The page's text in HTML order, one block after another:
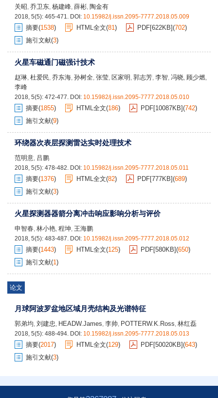
关昭, 乔卫东, 杨建峰, 薛彬, 陶金有
2018, 5(5): 465-471. DOI: 10.15982/j.issn.2095-7777.2018.05.009
摘要(1538) HTML全文(81) PDF[622KB](702)
施引文献(3)
火星车磁通门磁强计技术
赵琳, 杜爱民, 乔东海, 孙树全, 张莹, 区家明 , 郭志芳, 李智, 冯晓, 顾少燃,
李峰
2018, 5(5): 472-477. DOI: 10.15982/j.issn.2095-7777.2018.05.010
摘要(1855) HTML全文(186) PDF[10087KB](742)
施引文献(9)
环绕器次表层探测雷达实时处理技术
范明意, 吕鹏
2018, 5(5): 478-482. DOI: 10.15982/j.issn.2095-7777.2018.05.011
摘要(1376) HTML全文(82) PDF[777KB](689)
施引文献(3)
火星探测器器箭分离冲击响应影响分析与评价
申智春, 林小艳, 程坤, 王海鹏
2018, 5(5): 483-487. DOI: 10.15982/j.issn.2095-7777.2018.05.012
摘要(1443) HTML全文(125) PDF[580KB](650)
施引文献(1)
论文
月球阿波罗盆地区域月壳结构及光谱特征
郭弟均, 刘建忠, HEADW.James, 李帅, POTTERW.K.Ross, 林红磊
2018, 5(5): 488-494. DOI: 10.15982/j.issn.2095-7777.2018.05.013
摘要(2017) HTML全文(129) PDF[50020KB](643)
施引文献(3)